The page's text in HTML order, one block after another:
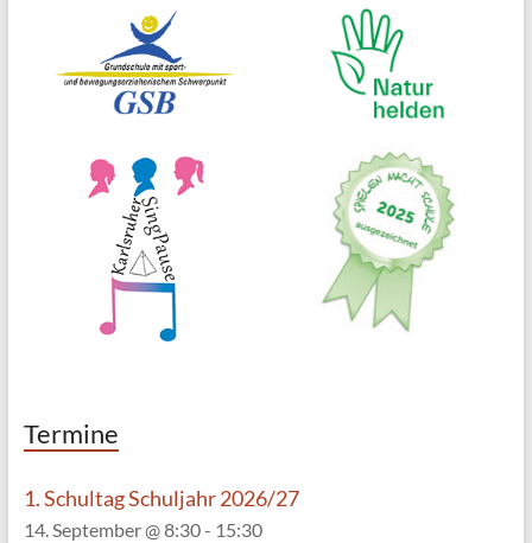
Termine
1. Schultag Schuljahr 2026/27
14. September @ 8:30- 15:30